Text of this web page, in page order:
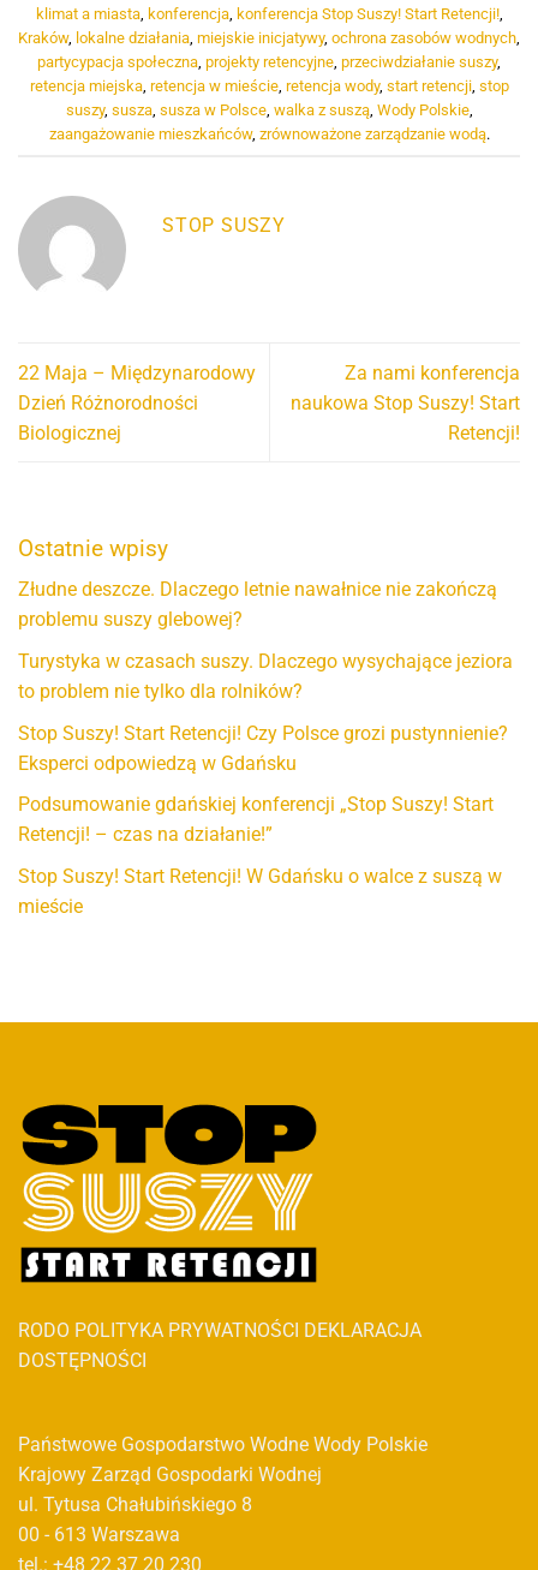
klimat a miasta, konferencja, konferencja Stop Suszy! Start Retencji!,
Kraków, lokalne działania miejskie inicjatywy, ochrona zasobów wodnych
partycypacja społeczna projekty retencyjne przeciwdziałanie suszy,
retencja miejska, retencja w mieście, retencja wody, start retencji, stop
suszy, susza, susza w Polsce, walka z suszą, Wody Polskie,
zaangażowanie mieszkańców, zrównoważone zarządzanie wodą.
STOP SUSZY
22 Maja – Międzynarodowy
Dzień Różnorodności
Biologicznej
Za nami konferencja
naukowa Stop Suszy! Start
Retencji!
Ostatnie wpisy
Złudne deszcze. Dlaczego letnie nawałnice nie zakończą
problemu suszy glebowej?
Turystyka w czasach suszy. Dlaczego wysychające jeziora
to problem nie tylko dla rolników?
Stop Suszy! Start Retencji! Czy Polsce grozi pustynnienie?
Eksperci odpowiedzą w Gdańsku
Podsumowanie gdańskiej konferencji „Stop Suszy! Start
Retencji! – czas na działanie!”
Stop Suszy! Start Retencji! W Gdańsku o walce z suszą w
mieście
RODO POLITYKA PRYWATNOŚCI DEKLARACJA
DOSTĘPNOŚCI
Państwowe Gospodarstwo Wodne Wody Polskie
Krajowy Zarząd Gospodarki Wodnej
ul. Tytusa Chałubińskiego 8
00 - 613 Warszawa
tel.: +48 22 37 20 230